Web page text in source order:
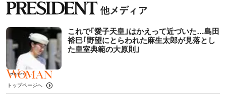
これで｢愛子天皇｣はかえって近づいた…島田
裕巳｢野望にとらわれた麻生太郎が見落とし
た皇室典範の大原則｣
トップページへ